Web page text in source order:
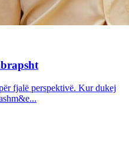
fjalë perspektivë. Kur dukej